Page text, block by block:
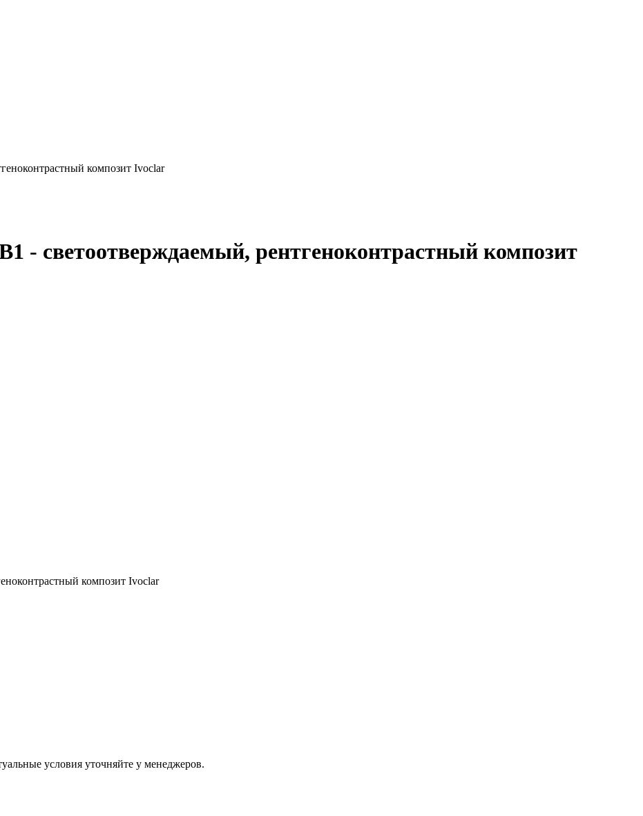
композит Ivoclar
- светоотверждаемый, рентгеноконтрастный композит
композит Ivoclar
условия уточняйте у менеджеров.